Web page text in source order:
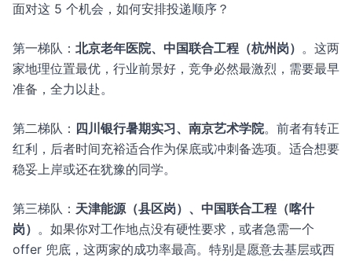
面对这 5 个机会，如何安排投递顺序？
第一梯队： 北京老年医院、中国联合工程（杭州岗） 。这两
家地理位置最优，行业前景好，竞争必然最激烈，需要最早
准备，全力以赴。
第二梯队： 四川银行暑期实习、南京艺术学院。前者有转正
红利，后者时间充裕适合作为保底或冲刺备选项。适合想要
稳妥上岸或还在犹豫的同学。
第三梯队： 天津能源（县区岗）、中国联合工程（喀什
岗） 。如果你对工作地点没有硬性要求，或者急需一个
offer 兜底，这两家的成功率最高。特别是愿意去基层或西